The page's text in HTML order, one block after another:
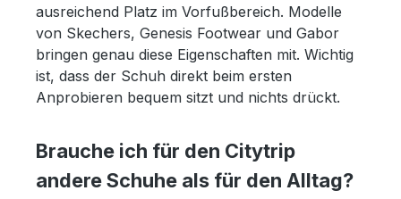
ausreichend Platz im Vorfußbereich. Modelle
von Skechers, Genesis Footwear und Gabor
bringen genau diese Eigenschaften mit. Wichtig
ist, dass der Schuh direkt beim ersten
Anprobieren bequem sitzt und nichts drückt.
Brauche ich für den Citytrip
andere Schuhe als für den Alltag?